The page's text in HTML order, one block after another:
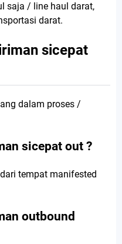
saja / line haul darat,
darat.
sicepat
dalam proses /
sicepat out ?
tempat manifested
outbound